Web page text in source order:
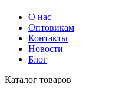
О нас
Оптовикам
Контакты
Новости
Блог
Каталог товаров